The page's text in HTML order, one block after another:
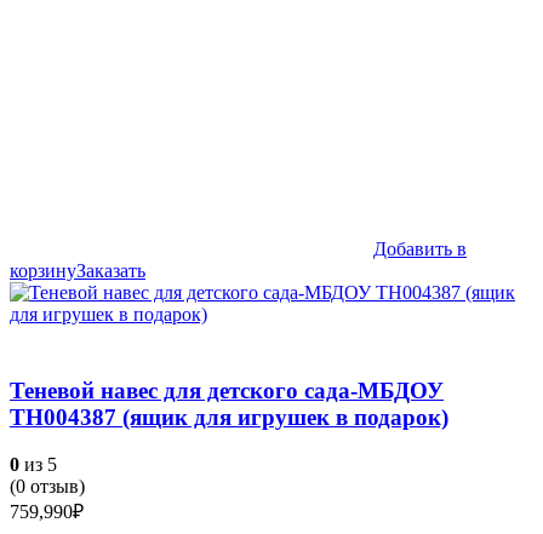
Добавить в
корзинуЗаказать
Теневой навес для детского сада-МБДОУ
ТН004387 (ящик для игрушек в подарок)
0 из 5
(0 отзыв)
759,990₽